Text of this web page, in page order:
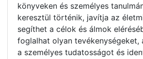
könyveken és személyes
keresztül történik, javítja az
segíthet a célok és álmok
foglalhat olyan tevékenységeket,
a személyes tudatosságot és